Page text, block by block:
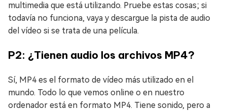
multimedia que está utilizando. Pruebe estas cosas; si
todavía no funciona, vaya y descargue la pista de audio
del vídeo si se trata de una película.
P2: ¿Tienen audio los archivos MP4?
Sí, MP4 es el formato de vídeo más utilizado en el
mundo. Todo lo que vemos online o en nuestro
ordenador está en formato MP4. Tiene sonido, pero a